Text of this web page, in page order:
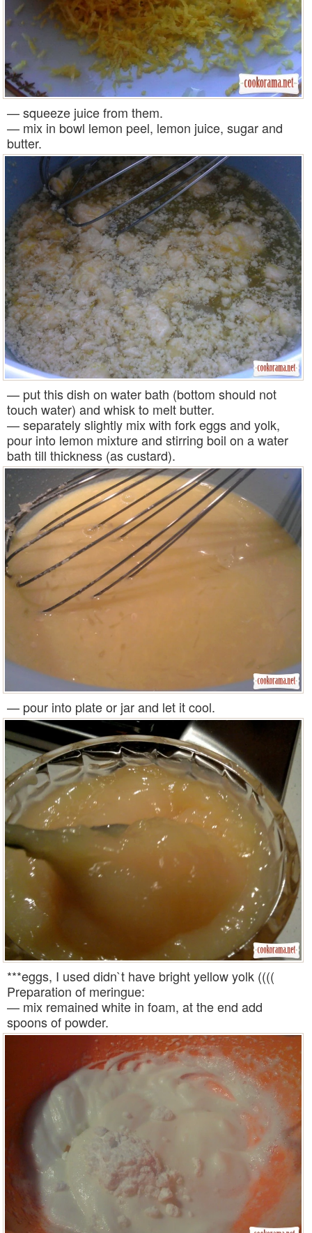
— squeeze juice from them.
— mix in bowl lemon peel, lemon juice, sugar and
butter.
— put this dish on water bath (bottom should not
touch water) and whisk to melt butter.
— separately slightly mix with fork eggs and yolk,
pour into lemon mixture and stirring boil on a water
bath till thickness (as custard).
— pour into plate or jar and let it cool.
***eggs, I used didn`t have bright yellow yolk ((((
Preparation of meringue:
— mix remained white in foam, at the end add
spoons of powder.